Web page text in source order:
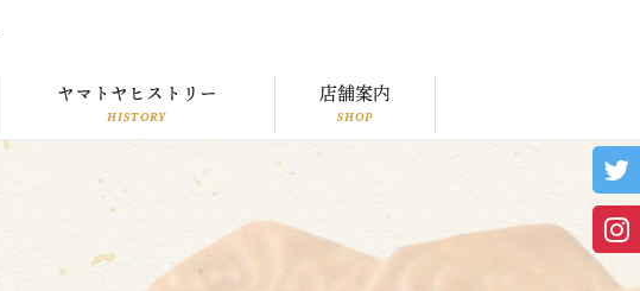
ヤマトヤヒストリー
HISTORY
店舗案内
SHOP